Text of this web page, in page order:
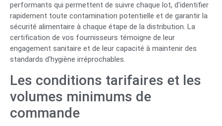
performants qui permettent de suivre chaque lot, d'identifier
rapidement toute contamination potentielle et de garantir la
sécurité alimentaire à chaque étape de la distribution. La
certification de vos fournisseurs témoigne de leur
engagement sanitaire et de leur capacité à maintenir des
standards d'hygiène irréprochables.
Les conditions tarifaires et les
volumes minimums de
commande